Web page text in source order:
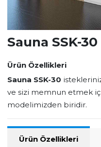
Sauna SSK-30
Ürün Özellikleri
Sauna SSK-30
ve sizi memnun etmek
modelimizden biridir.
Ürün Özellikleri